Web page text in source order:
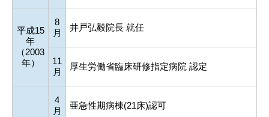
平成15
年
（2003
年）
8
月
井戸弘毅院長 就任
11
月
厚生労働省臨床研修指定病院 認定
4
月
亜急性期病棟(21床)認可